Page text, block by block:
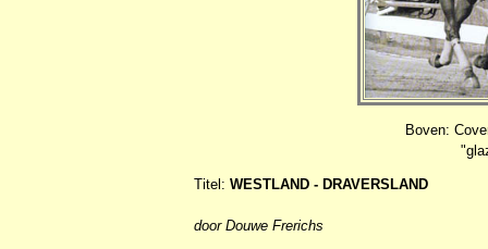
Boven:
Titel:WESTLAND - DRAVERSLAND
door Douwe Frerichs